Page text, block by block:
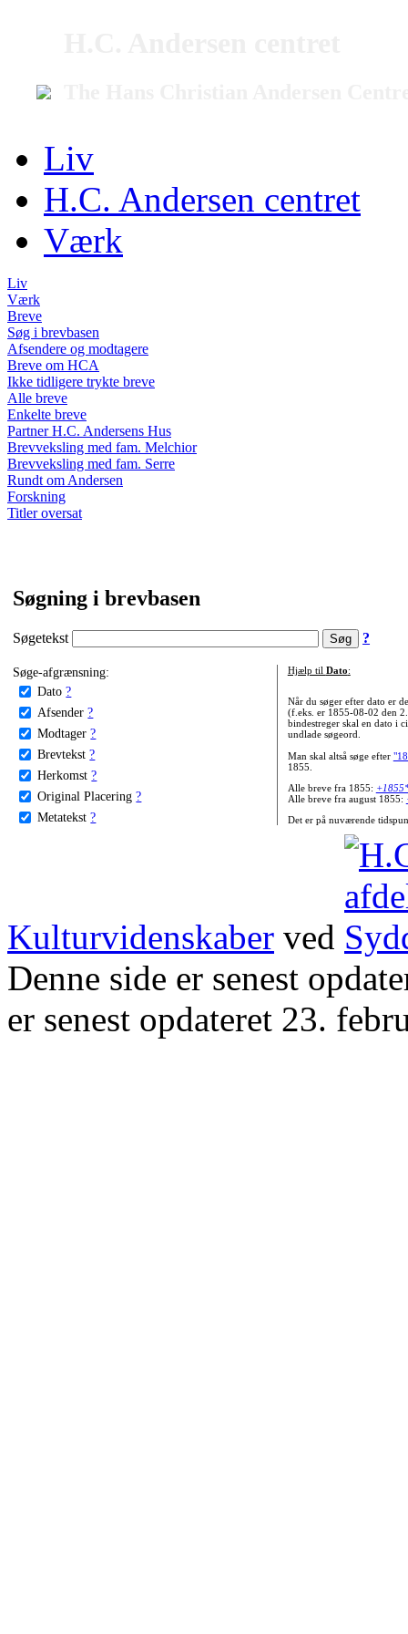
Liv
H.C. Andersen centret
Værk
Liv
Værk
Breve
Søg i brevbasen
Afsendere og modtagere
Breve om HCA
Ikke tidligere trykte breve
Alle breve
Enkelte breve
Partner H.C. Andersens Hus
Brevveksling med fam. Melchior
Brevveksling med fam. Serre
Rundt om Andersen
Forskning
Titler oversat
Søgning i brevbasen
Søgetekst ?
Søge-afgrænsning:
Dato ?
Afsender ?
Modtager ?
Brevtekst ?
Herkomst ?
Original Placering ?
Metatekst ?
Hjælp til Dato:
Når du søger efter dato er
(f.eks. er 1855-08-02 den
bindestreger skal en dato i
undlade søgeord.
Man skal altså søge efter
1855.
Alle breve fra 1855:
Alle breve fra august 1855:
Det er på nuværende
Kulturvidenskaber ved
Denne side er senest
er senest opdateret 23.